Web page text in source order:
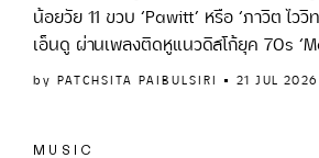
น้อยวัย 11 ขวบ ‘Pawitt’ หรือ ‘ภาวิต ไววิ
เอ็นดู ผ่านเพลงติดหูแนวดิสโก้ยุค 70s
by PATCHSITA PAIBULSIRI 21 JUL 2026
MUSIC